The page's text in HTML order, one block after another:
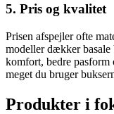
5. Pris og kvalitet
Prisen afspejler ofte
modeller dækker basale
komfort, bedre
meget du bruger
Produkter i